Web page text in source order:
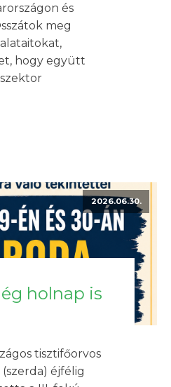
és
meg
hogy együtt
2026.06.30.
holnap is
tisztifőorvos
(szerda) éjfélig